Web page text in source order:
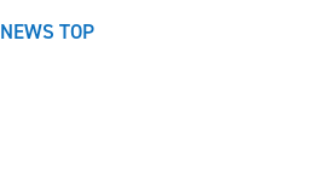
NEWS TOP